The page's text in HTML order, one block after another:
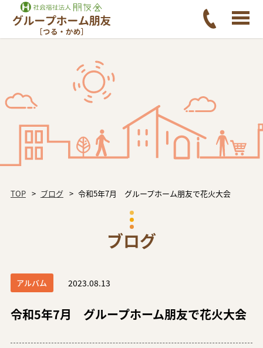
TOP ブログ 令和5年7月 グループホーム朋友で花火大会
ブログ
アルバム 2023.08.13
令和5年7月 グループホーム朋友で花火大会